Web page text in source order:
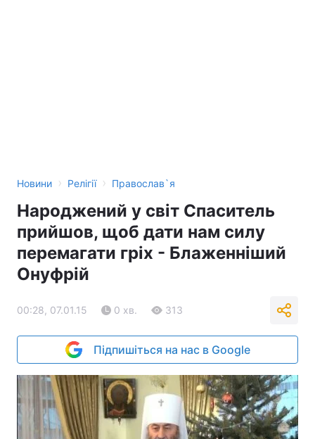
Новини › Релігії › Православ`я
Народжений у світ Спаситель
прийшов, щоб дати нам силу
перемагати гріх - Блаженніший
Онуфрій
00:28, 07.01.15 0 хв. 313
Підпишіться на нас в Google